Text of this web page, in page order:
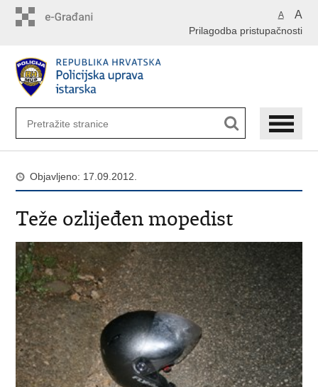
A A
Prilagodba pristupačnosti
Objavljeno: 17.09.2012.
Teže ozlijeđen mopedist